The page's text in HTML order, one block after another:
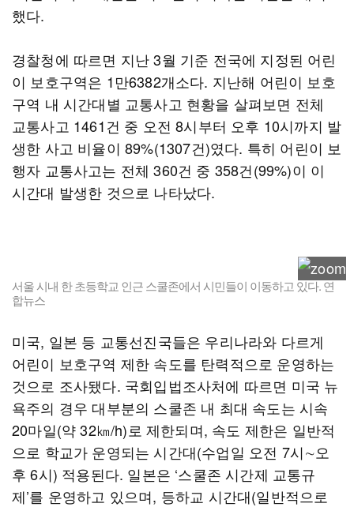
했다.
경찰청에 따르면 지난 3월 기준 전국에 지정된 어린
이 보호구역은 1만6382개소다. 지난해 어린이 보호
구역 내 시간대별 교통사고 현황을 살펴보면 전체
교통사고 1461건 중 오전 8시부터 오후 10시까지 발
생한 사고 비율이 89%(1307건)였다. 특히 어린이 보
행자 교통사고는 전체 360건 중 358건(99%)이 이
시간대 발생한 것으로 나타났다.
서울 시내 한 초등학교 인근 스쿨존에서 시민들이 이동하고 있다. 연
합뉴스
미국, 일본 등 교통선진국들은 우리나라와 다르게
어린이 보호구역 제한 속도를 탄력적으로 운영하는
것으로 조사됐다. 국회입법조사처에 따르면 미국 뉴
욕주의 경우 대부분의 스쿨존 내 최대 속도는 시속
20마일(약 32㎞/h)로 제한되며, 속도 제한은 일반적
으로 학교가 운영되는 시간대(수업일 오전 7시∼오
후 6시) 적용된다. 일본은 ‘스쿨존 시간제 교통규
제’를 운영하고 있으며, 등하교 시간대(일반적으로